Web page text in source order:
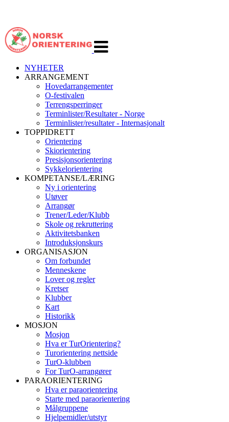
navigasjon
NYHETER
ARRANGEMENT
Hovedarrangementer
O-festivalen
Terrengsperringer
Terminlister/Resultater - Norge
Terminlister/resultater - Internasjonalt
TOPPIDRETT
Orientering
Skiorientering
Presisjonsorientering
Sykkelorientering
KOMPETANSE/LÆRING
Ny i orientering
Utøver
Arrangør
Trener/Leder/Klubb
Skole og rekruttering
Aktivitetsbanken
Introduksjonskurs
ORGANISASJON
Om forbundet
Menneskene
Lover og regler
Kretser
Klubber
Kart
Historikk
MOSJON
Mosjon
Hva er TurOrientering?
Turorientering nettside
TurO-klubben
For TurO-arrangører
PARAORIENTERING
Hva er paraorientering
Starte med paraorientering
Målgruppene
Hjelpemidler/utstyr